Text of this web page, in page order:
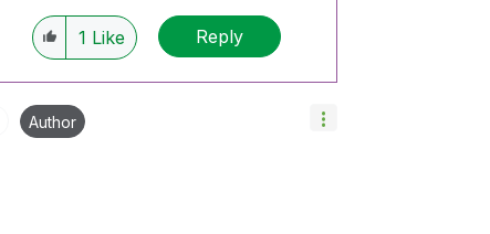
1 Like Reply
Author